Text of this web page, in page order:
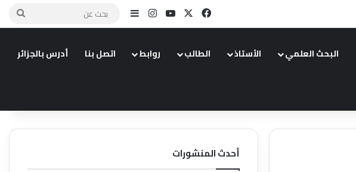
فيسبوك يوتيوبانستقرامإضافة عمود جانبي
بحث
البحث العلمي الأستاذ الطالب روابط اتصل بنا أدرس بالجزائر
أحدث المنشورات